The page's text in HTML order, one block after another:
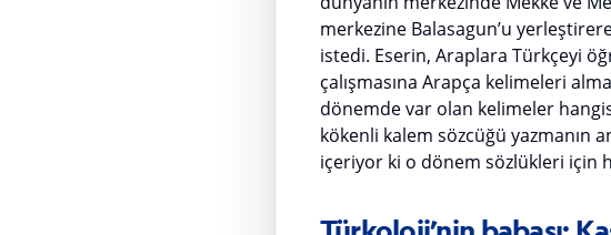
merkezine Balasagun’u
istedi. Eserin, Araplara Türkçeyi
çalışmasına Arapça kelimeleri
dönemde var olan kelimeler
kökenli kalem sözcüğü yazmanın
içeriyor ki o dönem sözlükleri için